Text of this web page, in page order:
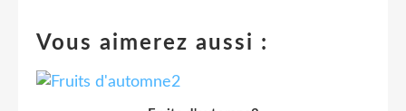
Vous aimerez aussi :